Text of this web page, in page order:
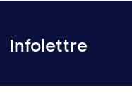
Infolettre